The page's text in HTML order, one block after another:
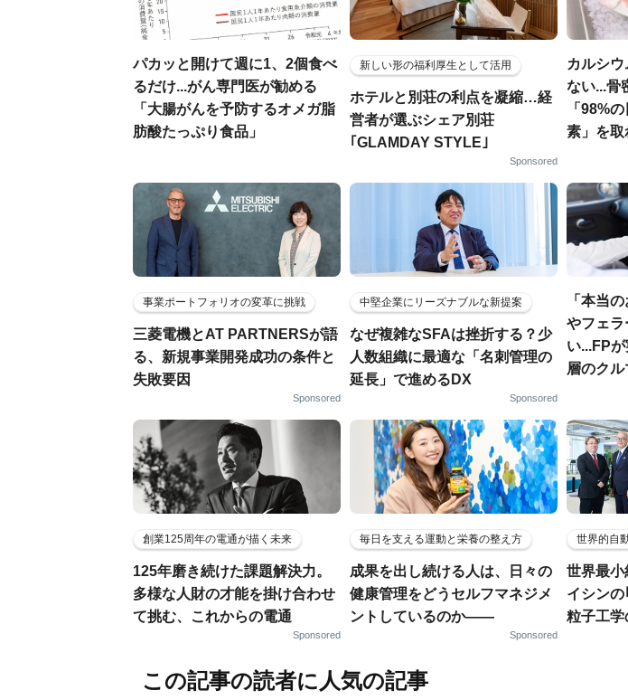
パカッと開けて週に1、2個食べ
るだけ...がん専門医が勧める
「大腸がんを予防するオメガ脂
肪酸たっぷり食品」
新しい形の福利厚生として活用
ホテルと別荘の利点を凝縮…経
営者が選ぶシェア別荘
｢GLAMDAY STYLE｣
Sponsored
カルシ
ない...骨
「98%
素」を取
事業ポートフォリオの変革に挑戦
三菱電機とAT PARTNERSが語
る、新規事業開発成功の条件と
失敗要因
Sponsored
中堅企業にリーズナブルな新提案
なぜ複雑なSFAは挫折する？少
人数組織に最適な「名刺管理の
延長」で進めるDX
Sponsored
「本当
やフェラ
い...FP
層のク
創業125周年の電通が描く未来
125年磨き続けた課題解決力。
多様な人財の才能を掛け合わせ
て挑む、これからの電通
Sponsored
毎日を支える運動と栄養の整え方
成果を出し続ける人は、日々の
健康管理をどうセルフマネジメ
ントしているのか——
Sponsored
世界的自
世界最
イシン
粒子工学
この記事の読者に人気の記事